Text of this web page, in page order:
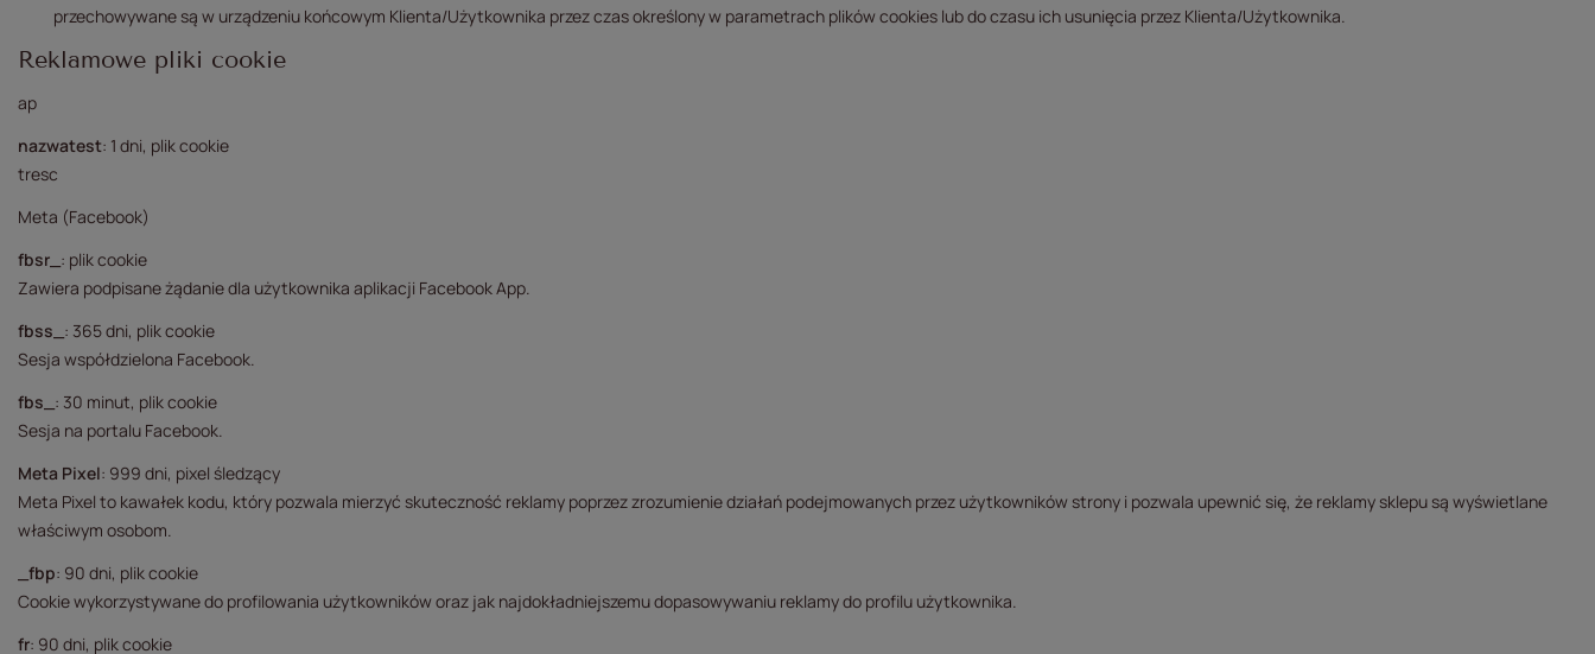
przechowywane są w urządzeniu końcowym Klienta/Użytkownika przez czas określony w parametrach plików cookies lub do czasu ich usunięcia przez Klienta/Użytkownika.
Reklamowe pliki cookie
ap
nazwatest: 1 dni, plik cookie
tresc
Meta (Facebook)
fbsr_ : plik cookie
Zawiera podpisane żądanie dla użytkownika aplikacji Facebook App.
fbss_ : 365 dni, plik cookie
Sesja współdzielona Facebook.
fbs_ : 30 minut, plik cookie
Sesja na portalu Facebook.
Meta Pixel: 999 dni, pixel śledzący
Meta Pixel to kawałek kodu, który pozwala mierzyć skuteczność reklamy poprzez zrozumienie działań podejmowanych przez użytkowników strony i pozwala upewnić się, że reklamy sklepu są wyświetlane
właściwym osobom.
_fbp: 90 dni, plik cookie
Cookie wykorzystywane do profilowania użytkowników oraz jak najdokładniejszemu dopasowywaniu reklamy do profilu użytkownika.
fr: 90 dni, plik cookie